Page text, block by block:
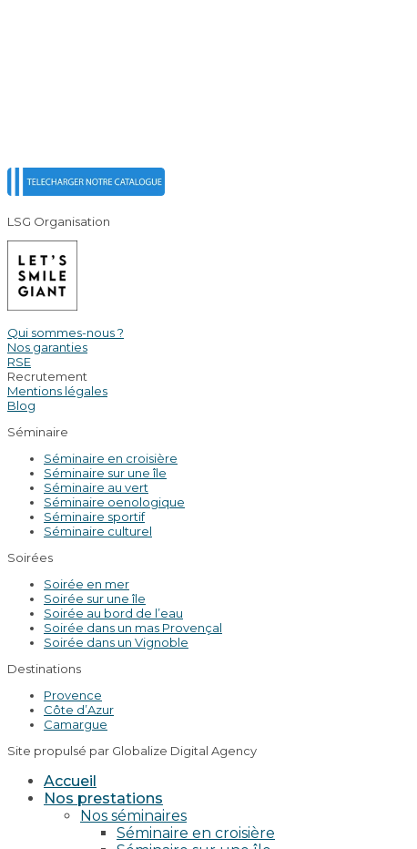
LSG Organisation
Qui sommes-nous ?
Nos garanties
RSE
Recrutement
Mentions légales
Blog
Séminaire
Séminaire en croisière
Séminaire sur une île
Séminaire au vert
Séminaire oenologique
Séminaire sportif
Séminaire culturel
Soirées
Soirée en mer
Soirée sur une île
Soirée au bord de l’eau
Soirée dans un mas Provençal
Soirée dans un Vignoble
Destinations
Provence
Côte d’Azur
Camargue
Site propulsé par Globalize Digital Agency
Accueil
Nos prestations
Nos séminaires
Séminaire en croisière